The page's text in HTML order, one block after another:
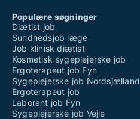
Populære søgninger
Diætist job
Sundhedsjob læge
Job klinisk diætist
Kosmetisk sygeplejerske job
Ergoterapeut job Fyn
Sygeplejerske job Nordsjælland
Ergoterapeut job
Laborant job Fyn
Sygeplejerske job Vejle